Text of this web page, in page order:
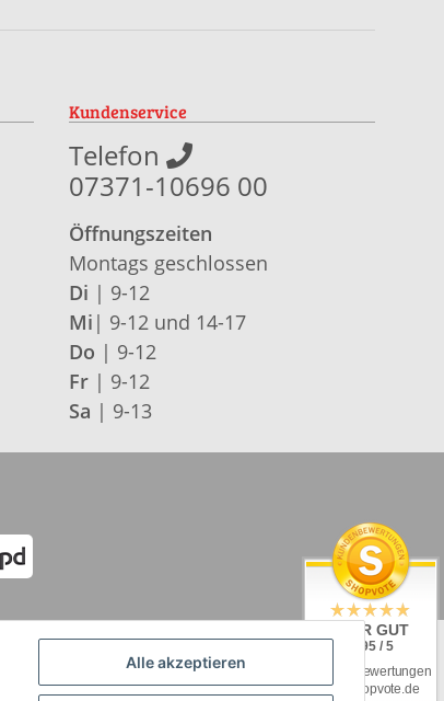
Kundenservice
Telefon
07371-10696 00
Öffnungszeiten
Montags geschlossen
Di | 9-12
Mi | 9-12 und 14-17
Do | 9-12
Fr| 9-12
Sa | 9-13
Alle akzeptieren
SEHR GUT
4.95 / 5
aus 92 Bewertungen
bei: shopvote.de